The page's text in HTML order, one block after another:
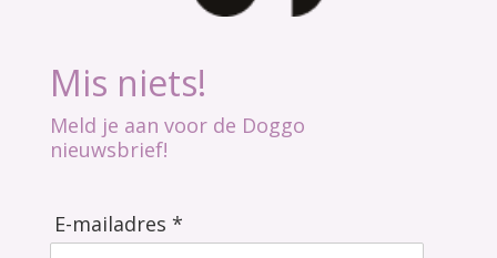
Mis niets!
Meld je aan voor de Doggo
nieuwsbrief!
E-mailadres *